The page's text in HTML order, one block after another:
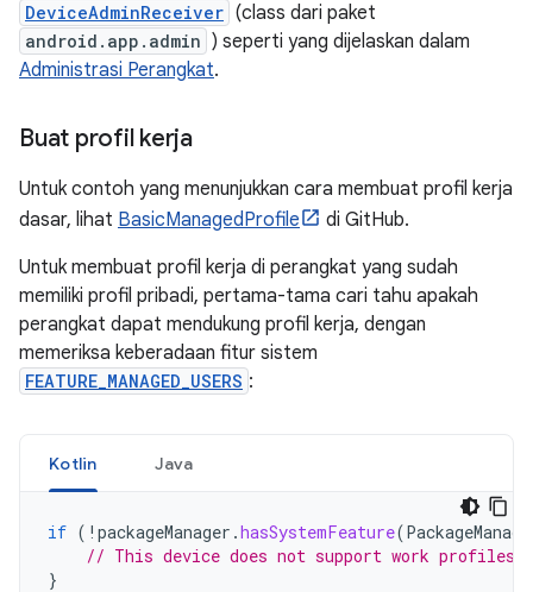
DeviceAdminReceiver (class dari paket
android.app.admin ) seperti yang dijelaskan dalam
Administrasi Perangkat.
Buat profil kerja
Untuk contoh yang menunjukkan cara membuat profil kerja
dasar, lihat BasicManagedProfile
di GitHub.
Untuk membuat profil kerja di perangkat yang sudah
memiliki profil pribadi, pertama-tama cari tahu apakah
perangkat dapat mendukung profil kerja, dengan
memeriksa keberadaan fitur sistem
FEATURE_MANAGED_USERS :
Kotlin Java
if ( ! packageManager .hasSystemFeature(
// This device does not support work profiles!
}